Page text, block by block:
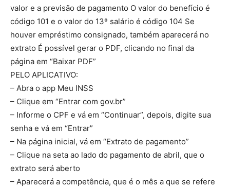
valor e a previsão de pagamento O valor do benefício é
código 101 e o valor do 13º salário é código 104 Se
houver empréstimo consignado, também aparecerá no
extrato É possível gerar o PDF, clicando no final da
página em “Baixar PDF”
PELO APLICATIVO:
– Abra o app Meu INSS
– Clique em “Entrar com gov.br”
– Informe o CPF e vá em “Continuar”, depois, digite sua
senha e vá em “Entrar”
– Na página inicial, vá em “Extrato de pagamento”
– Clique na seta ao lado do pagamento de abril, que o
extrato será aberto
– Aparecerá a competência, que é o mês a que se refere